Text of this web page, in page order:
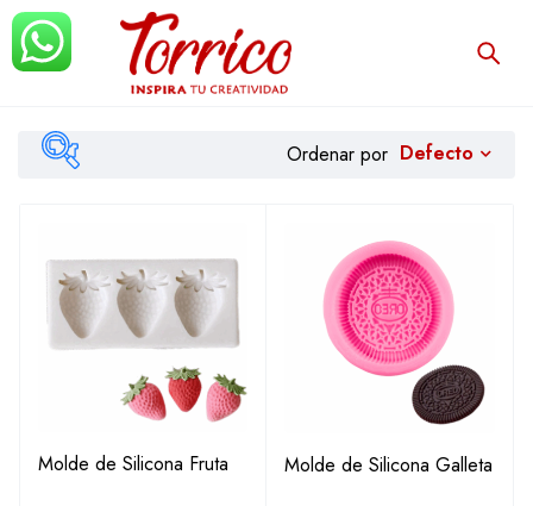
$1.582 $31.888
Filtrar
Ordenar por Defecto
Molde de Silicona Fruta Molde de Silicona Galleta